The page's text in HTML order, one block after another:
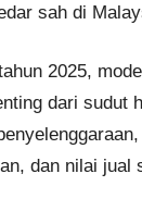
sah di
2025,
dari sudut
dan nilai jual